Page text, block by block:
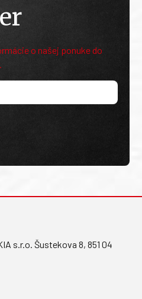
o našej ponuke do
s.r.o. Šustekova 8, 851 04